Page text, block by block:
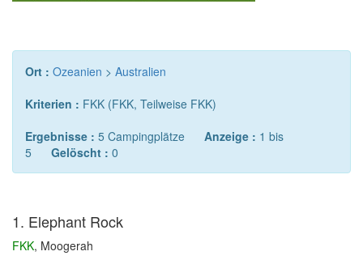
Ort : Ozeanien > Australien
Kriterien : FKK (FKK, Teilweise FKK)
Ergebnisse : 5 Campingplätze Anzeige : 1 bis
5 Gelöscht : 0
1. Elephant Rock
FKK, Moogerah